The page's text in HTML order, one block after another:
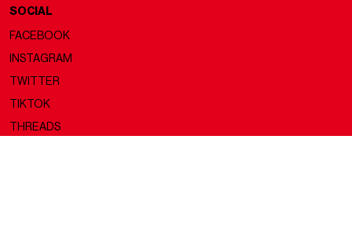
SOCIAL
FACEBOOK
INSTAGRAM
TWITTER
TIKTOK
THREADS